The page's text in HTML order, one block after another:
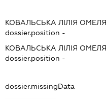
КОВАЛЬСЬКА ЛІЛІЯ
dossier.position -
КОВАЛЬСЬКА ЛІЛІЯ
dossier.position -
dossier.missingData